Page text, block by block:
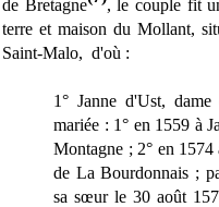
de Bretagne
, le couple fit
terre et maison du Mollant,
Saint-Malo, d'où :
1° Janne d'Ust,
mariée : 1° en 1559 à
Montagne ; 2° en 1574
de La Bourdonnais ;
sa sœur le 30 août